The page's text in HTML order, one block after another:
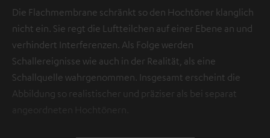
Die Flachmembrane schränkt so den Hochtöner klanglich
nicht ein. Sie regt die Luftteilchen auf einer Ebene an und
verhindert Interferenzen. Als Folge werden
Schallereignisse wie auch in der Realität, als eine
Schallquelle wahrgenommen. Insgesamt erscheint die
Abbildung so realistischer und präziser als bei separat